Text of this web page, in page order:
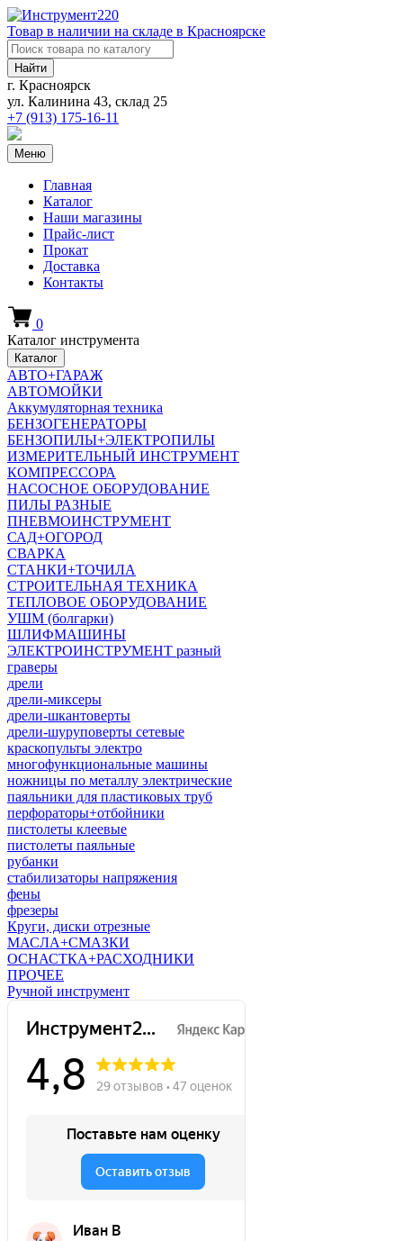
Товар в наличии на складе в Красноярске
Найти
г. Красноярск
ул. Калинина 43, склад 25
+7 (913) 175-16-11
Меню
Главная
Каталог
Наши магазины
Прайс-лист
Прокат
Доставка
Контакты
0
Каталог инструмента
Каталог
АВТО+ГАРАЖ
АВТОМОЙКИ
Аккумуляторная техника
БЕНЗОГЕНЕРАТОРЫ
БЕНЗОПИЛЫ+ЭЛЕКТРОПИЛЫ
ИЗМЕРИТЕЛЬНЫЙ ИНСТРУМЕНТ
КОМПРЕССОРА
НАСОСНОЕ ОБОРУДОВАНИЕ
ПИЛЫ РАЗНЫЕ
ПНЕВМОИНСТРУМЕНТ
САД+ОГОРОД
СВАРКА
СТАНКИ+ТОЧИЛА
СТРОИТЕЛЬНАЯ ТЕХНИКА
ТЕПЛОВОЕ ОБОРУДОВАНИЕ
УШМ (болгарки)
ШЛИФМАШИНЫ
ЭЛЕКТРОИНСТРУМЕНТ разный
граверы
дрели
дрели-миксеры
дрели-шкантоверты
дрели-шуруповерты сетевые
краскопульты электро
многофункциональные машины
ножницы по металлу электрические
паяльники для пластиковых труб
перфораторы+отбойники
пистолеты клеевые
пистолеты паяльные
рубанки
стабилизаторы напряжения
фены
фрезеры
Круги, диски отрезные
МАСЛА+СМАЗКИ
ОСНАСТКА+РАСХОДНИКИ
ПРОЧЕЕ
Ручной инструмент